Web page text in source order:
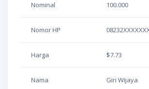
Nominal 100.000
Nomor HP
Harga $7.73
Nama Giri Wijaya